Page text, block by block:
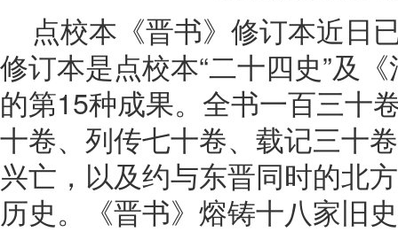
点校本《晋书》修订本近日
修订本是点校本“二十四史”及
的第15种成果。全书一百三十
十卷、列传七十卷、载记三十
兴亡，以及约与东晋同时的北
历史。《晋书》熔铸十八家旧